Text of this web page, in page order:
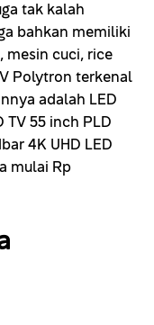
tak kalah
bahkan memiliki
mesin cuci, rice
Polytron terkenal
adalah LED
TV 55 inch PLD
4K UHD LED
mulai Rp